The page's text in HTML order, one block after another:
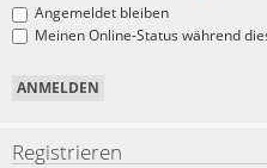
Angemeldet bleiben
Meinen Online-Status während
Registrieren